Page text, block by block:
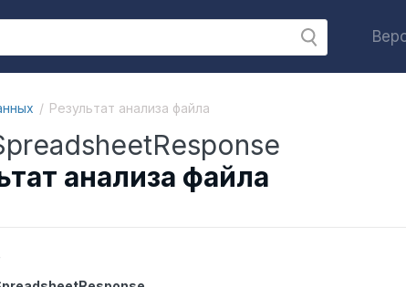
Результат анализа файла
анализа файла